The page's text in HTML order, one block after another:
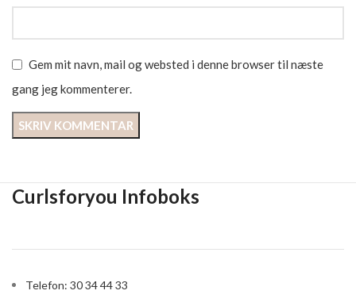
Gem mit navn, mail og websted i denne browser til næste
gang jeg kommenterer.
Curlsforyou Infoboks
Telefon: 30 34 44 33